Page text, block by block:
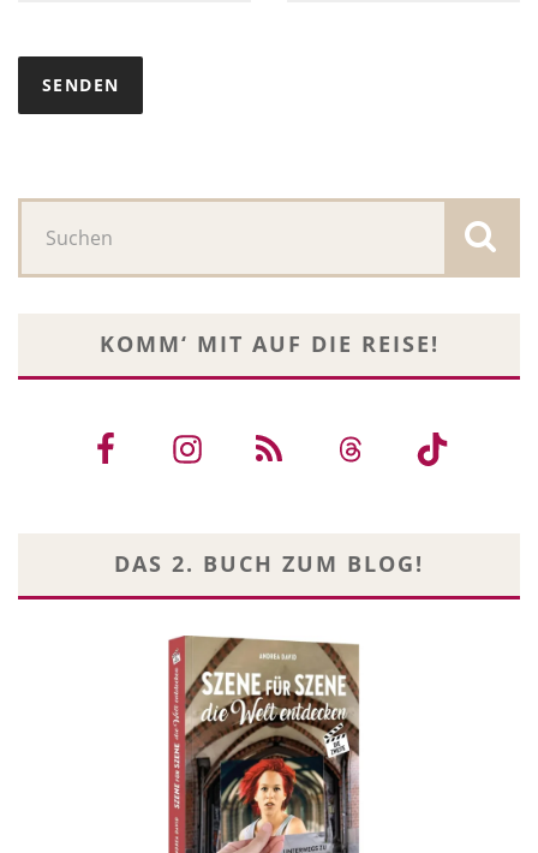
KOMM‘ MIT AUF DIE REISE!
DAS 2. BUCH ZUM BLOG!